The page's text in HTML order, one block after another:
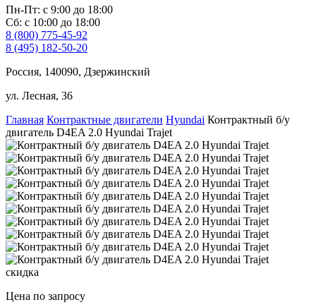
Пн-Пт: с 9:00 до 18:00
Сб: с 10:00 до 18:00
8 (800) 775-45-92
8 (495) 182-50-20
Россия, 140090, Дзержинский
ул. Лесная, 36
Главная Контрактные двигатели Hyundai Контрактный б/у
двигатель D4EA 2.0 Hyundai Trajet
скидка
Цена по запросу